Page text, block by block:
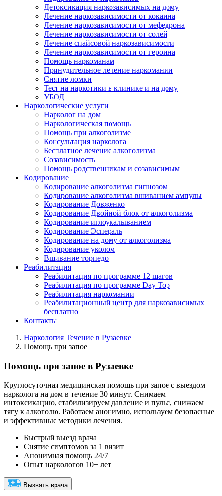
Детоксикация наркозависимых на дому
Лечение наркозависимости от кокаина
Лечение наркозависимости от мефедрона
Лечение наркозависимости от солей
Лечение спайсовой наркозависимости
Лечение наркозависимости от героина
Помощь наркоманам
Принудительное лечение наркомании
Снятие ломки
Тест на наркотики в клинике и на дому
УБОД
Наркологические услуги
Нарколог на дом
Наркологическая помощь
Помощь при алкоголизме
Консультация нарколога
Бесплатное лечение алкоголизма
Созависимость
Помощь родственникам и созависимым
Кодирование
Кодирование алкоголизма гипнозом
Кодирование алкоголизма вшиванием ампулы
Кодирование Довженко
Кодирование Двойной блок от алкоголизма
Кодирование иглоукалыванием
Кодирование Эспераль
Кодирование на дому от алкоголизма
Кодирование уколом
Вшивание торпедо
Реабилитация
Реабилитация по программе 12 шагов
Реабилитация по программе Day Top
Реабилитация наркомании
Реабилитационный центр для наркозависимых
бесплатно
Контакты
Наркология Течение в Рузаевке
Помощь при запое
Помощь при запое в Рузаевке
Круглосуточная медицинская помощь при запое с выездом
нарколога на дом в течение 30 минут. Снимаем
интоксикацию, стабилизируем давление и пульс, снижаем
тягу к алкоголю. Работаем анонимно, используем безопасные
и эффективные методики лечения.
Быстрый выезд врача
Снятие симптомов за 1 визит
Анонимная помощь 24/7
Опыт наркологов 10+ лет
Вызвать врача